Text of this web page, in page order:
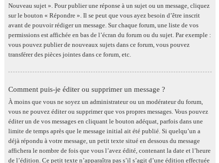
Nouveau sujet ». Pour publier une réponse à un sujet ou un message, cliquez
sur le bouton « Répondre ». Il se peut que vous ayez besoin d’être inscrit
avant de pouvoir rédiger un message. Sur chaque forum, une liste de vos
permissions est affichée en bas de l’écran du forum ou du sujet. Par exemple :
vous pouvez publier de nouveaux sujets dans ce forum, vous pouvez
transférer des pièces jointes dans ce forum, etc.
Comment puis-je éditer ou supprimer un message ?
À moins que vous ne soyez un administrateur ou un modérateur du forum,
vous ne pouvez éditer ou supprimer que vos propres messages. Vous pouvez
éditer un de vos messages en cliquant le bouton adéquat, parfois dans une
limite de temps après que le message initial ait été publié. Si quelqu’un a
déjà répondu à votre message, un petit texte situé en dessous du message
affichera le nombre de fois que vous l’avez édité, contenant la date et l’heure
de l’édition. Ce petit texte n’apparaîtra pas s’il s’agit d’une édition effectuée